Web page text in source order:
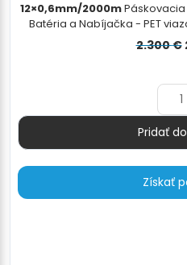
12×0,6mm/2000mPáskovacia
Batéria a Nabíjačka - PET
mm - odvíjač pásky
2.300€
Pridať
Získať